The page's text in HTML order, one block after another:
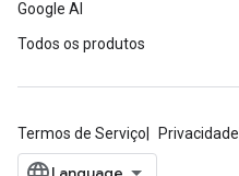
Google AI
Todos os produtos
Termos de Serviço Privacidade